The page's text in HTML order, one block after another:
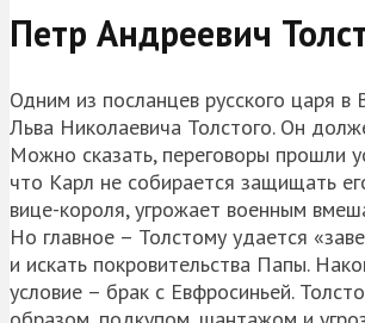
Петр Андреевич
Одним из посланцев русского царя
Льва Николаевича Толстого. Он
Можно сказать, переговоры прошли
что Карл не собирается защищать
вице-короля, угрожает военным
Но главное – Толстому удается
и искать покровительства Папы.
условие – брак с Евфросиньей.